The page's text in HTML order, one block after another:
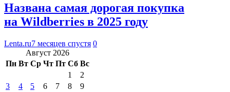
Названа самая дорогая покупка
на Wildberries в 2025 году
Lenta.ru7 месяцев спустя 0
Август 2026
Пн Вт Ср Чт Пт Сб Вс
1
2
3
4 5 6 7 8
9